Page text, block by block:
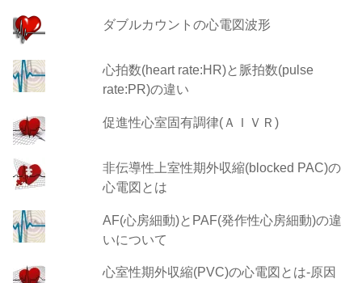
ダブルカウントの心電図波形
心拍数(heart rate:HR)と脈拍数(pulse
rate:PR)の違い
促進性心室固有調律(ＡＩＶＲ)
非伝導性上室性期外収縮(blocked PAC)の
心電図とは
AF(心房細動)とPAF(発作性心房細動)の違
いについて
心室性期外収縮(PVC)の心電図とは-原因